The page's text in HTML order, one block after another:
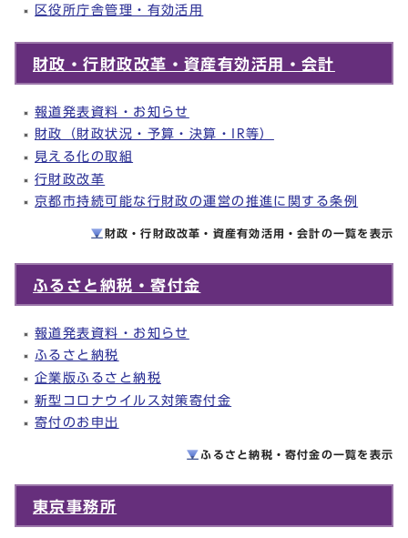
区役所庁舎管理・有効活用
財政・行財政改革・資産有効活用・会計
報道発表資料・お知らせ
財政（財政状況・予算・決算・IR等）
見える化の取組
行財政改革
京都市持続可能な行財政の運営の推進に関する条例
財政・行財政改革・資産有効活用・会計の一覧を 表示
ふるさと納税・寄付金
報道発表資料・お知らせ
ふるさと納税
企業版ふるさと納税
新型コロナウイルス対策寄付金
寄付のお申出
ふるさと納税・寄付金の一覧を 表示
東京事務所